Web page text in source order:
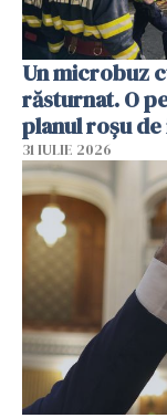
Un microbuz
răsturnat. O
planul roșu
31 IULIE 2026